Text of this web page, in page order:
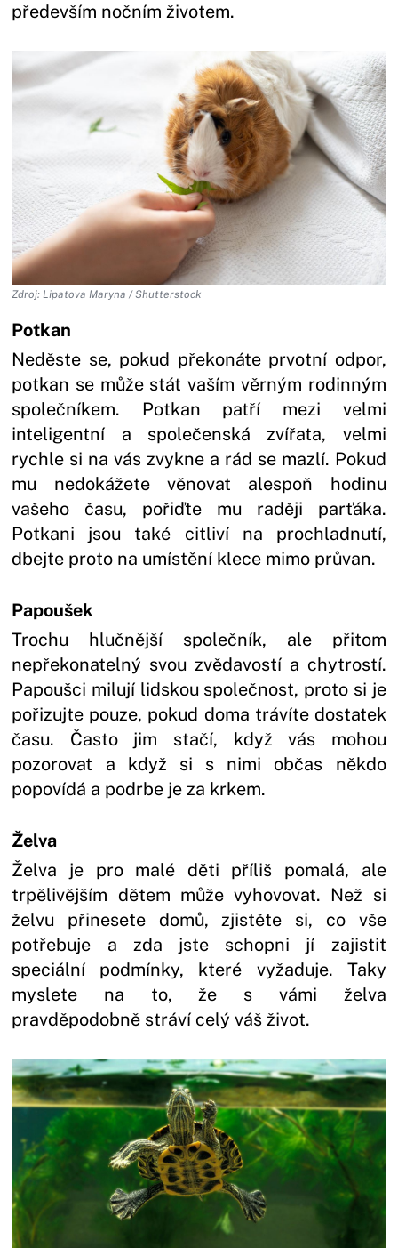
především nočním životem.
Zdroj: Lipatova Maryna / Shutterstock
Potkan
Neděste se, pokud překonáte prvotní odpor,
potkan se může stát vaším věrným rodinným
společníkem. Potkan patří mezi velmi
inteligentní a společenská zvířata, velmi
rychle si na vás zvykne a rád se mazlí. Pokud
mu nedokážete věnovat alespoň hodinu
vašeho času, pořiďte mu raději parťáka.
Potkani jsou také citliví na prochladnutí,
dbejte proto na umístění klece mimo průvan.
Papoušek
Trochu hlučnější společník, ale přitom
nepřekonatelný svou zvědavostí a chytrostí.
Papoušci milují lidskou společnost, proto si je
pořizujte pouze, pokud doma trávíte dostatek
času. Často jim stačí, když vás mohou
pozorovat a když si s nimi občas někdo
popovídá a podrbe je za krkem.
Želva
Želva je pro malé děti příliš pomalá, ale
trpělivějším dětem může vyhovovat. Než si
želvu přinesete domů, zjistěte si, co vše
potřebuje a zda jste schopni jí zajistit
speciální podmínky, které vyžaduje. Taky
myslete na to, že s vámi želva
pravděpodobně stráví celý váš život.